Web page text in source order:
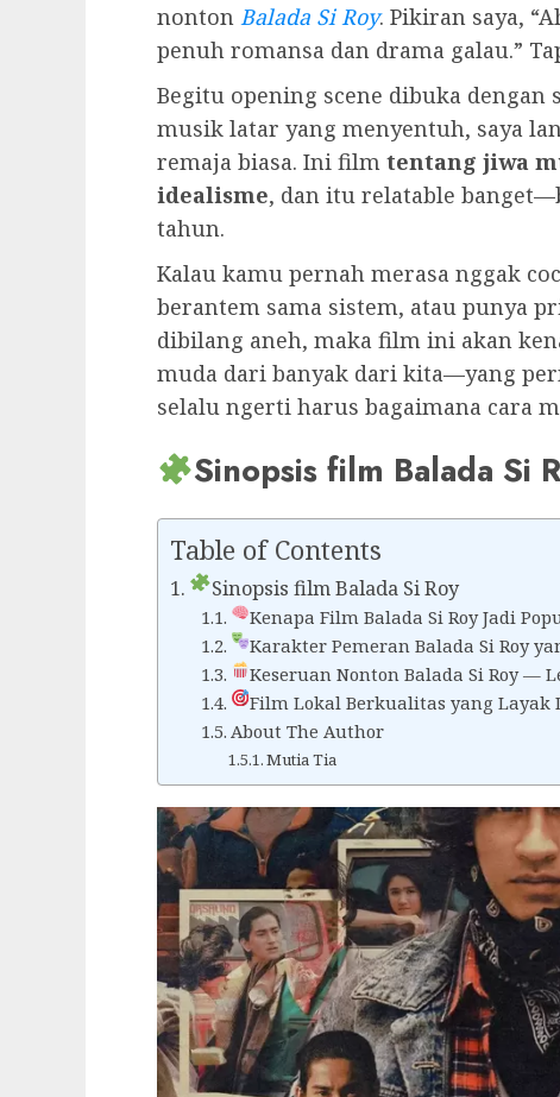
nonton Balada Si Roy. Pikiran saya,
penuh romansa dan drama galau.”
Begitu opening scene dibuka dengan
musik latar yang menyentuh, saya
remaja biasa. Ini film tentang jiwa
idealisme, dan itu relatable
tahun.
Kalau kamu pernah merasa nggak
berantem sama sistem, atau punya
dibilang aneh, maka film ini akan
muda dari banyak dari kita—yang
selalu ngerti harus bagaimana cara
Sinopsis film Balada Si
Table of Contents
Sinopsis film Balada Si Roy
Kenapa Film Balada Si Roy Jadi
Karakter Pemeran Balada Si Roy
Keseruan Nonton Balada Si Roy —
Film Lokal Berkualitas yang Layak
About The Author
Mutia Tia